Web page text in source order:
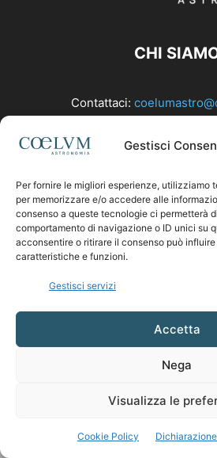
Gestisci
Per fornire le migliori esperienze, utilizziamo
per memorizzare e/o accedere alle
consenso a queste tecnologie ci permetterà
comportamento di navigazione o ID unici su
acconsentire o ritirare il consenso può
caratteristiche e funzioni.
Gestisci servizi
Accetta
Nega
Visualizza le
Cookie Policy
CHI
Contattaci:
SEGUICI